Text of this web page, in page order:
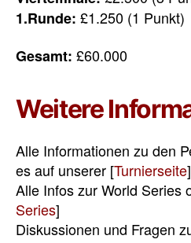
1.Runde: £1.250 (1 Punkt)
Gesamt: £60.000
Weitere
Alle Informationen zu den
es auf unserer [Turnierseite]
Alle Infos zur World Series
Series]
Diskussionen und Fragen